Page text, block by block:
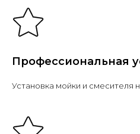
Профессиональная
Установка мойки и смесителя